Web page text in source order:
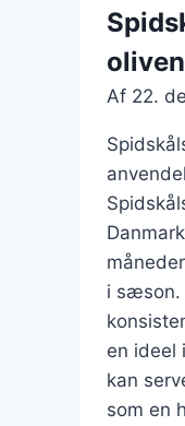
Af 22.
i sæson.
en ideel
kan
som en